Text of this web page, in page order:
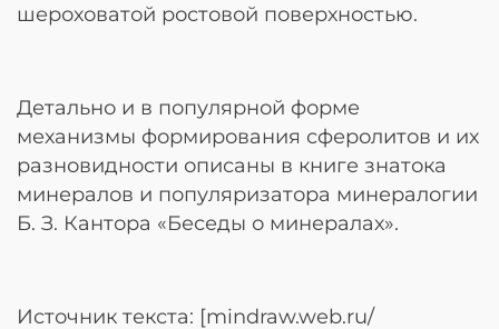
шероховатой ростовой поверхностью.
Детально и в популярной форме
механизмы формирования сферолитов и их
разновидности описаны в книге знатока
минералов и популяризатора минералогии
Б. З. Кантора «Беседы о минералах».
Источник текста: [mindraw.web.ru/